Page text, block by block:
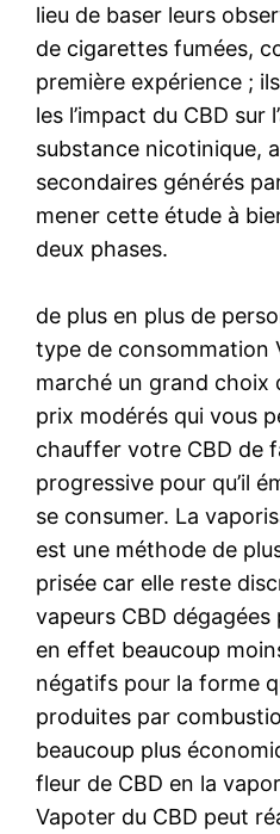
lieu de baser leurs
de cigarettes fumées,
première expérience ;
les l’impact du CBD sur
substance nicotinique,
secondaires générés
mener cette étude à
deux phases.
de plus en plus de
type de consommation
marché un grand choix
prix modérés qui vous
chauffer votre CBD de
progressive pour qu’il
se consumer. La
est une méthode de
prisée car elle reste
vapeurs CBD
en effet beaucoup
négatifs pour la forme
produites par
beaucoup plus
fleur de CBD en la
Vapoter du CBD peut